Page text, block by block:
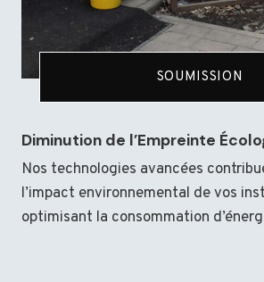
Diminution de l’Empreinte
Nos technologies avancées
l’impact environnemental de vos
optimisant la consommation
SOUMISSION